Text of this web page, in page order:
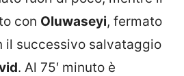
con Oluwaseyi, fermato
il successivo salvataggio
. Al 75′ minuto è